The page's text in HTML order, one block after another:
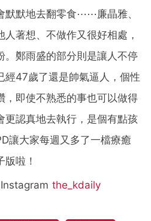
默默地去翻零食⋯⋯廉晶雅、
著想、不做作又很好相處，
。鄭雨盛的部分則是讓人不停
經47歲了還是帥氣逼人，個性
，即使不熟悉的事也可以做得
更認真地去執行，是個有點孩
讓大家每週又多了一檔療癒
啦！
the_kdaily